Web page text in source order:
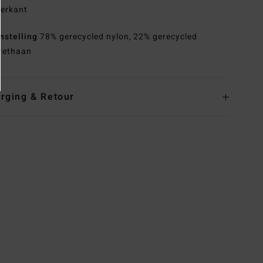
78% gerecycled nylon, 22% gerecycled
& Retour